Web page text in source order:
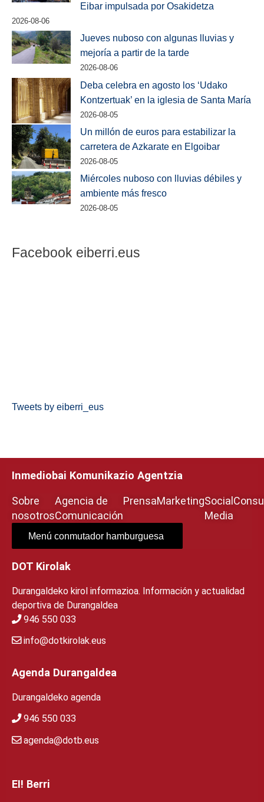
Eibar impulsada por Osakidetza
2026-08-06
Jueves nuboso con algunas lluvias y
mejoría a partir de la tarde
2026-08-06
Deba celebra en agosto los ‘Udako
Kontzertuak’ en la iglesia de Santa María
2026-08-05
Un millón de euros para estabilizar la
carretera de Azkarate en Elgoibar
2026-08-05
Miércoles nuboso con lluvias débiles y
ambiente más fresco
2026-08-05
Facebook eiberri.eus
Tweets by eiberri_eus
Inmediobai Komunikazio Agentzia
Sobre
nosotros
Agencia de
Comunicación
PrensaMarketingSocial
Media
Menú conmutador hamburguesa
DOT Kirolak
Durangaldeko kirol informazioa. Información y actualidad
deportiva de Durangaldea
946 550 033
info@dotkirolak.eus
Agenda Durangaldea
Durangaldeko agenda
946 550 033
agenda@dotb.eus
EI! Berri